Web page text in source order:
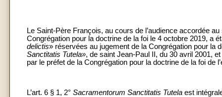
Le Saint-Père François, au cours de l’audience accordée
Congrégation pour la doctrine de la foi le 4 octobre 2019, a
delictis» réservées au jugement de la Congrégation pour la
Sanctitatis Tutela», de saint Jean-Paul II, du 30 avril 2001,
par le préfet de la Congrégation pour la doctrine de la foi de
L’art. 6 § 1, 2° Sacramentorum Sanctitatis Tutela est